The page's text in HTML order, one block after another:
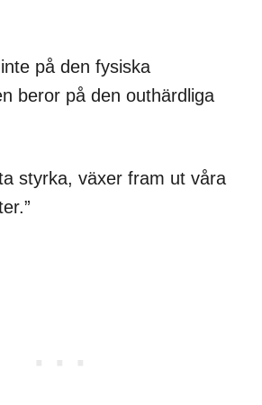
på den fysiska
beror på den outhärdliga
styrka, växer fram ut våra